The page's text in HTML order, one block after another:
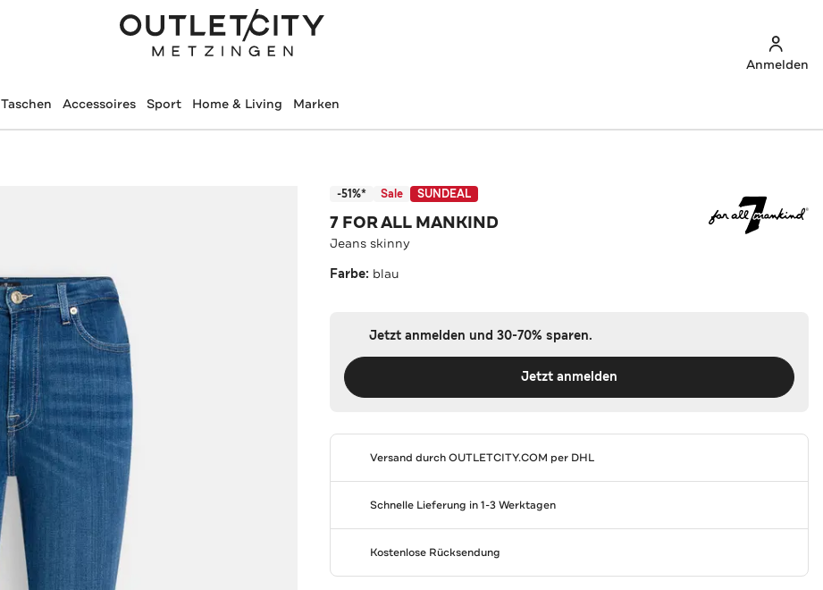
Anmelden
Taschen Accessoires Sport Home & Living Marken
-51%* Sale SUNDEAL
7 FOR ALL MANKIND
Jeans skinny
Farbe: blau
Jetzt anmelden und 30-70% sparen.
Jetzt anmelden
Versand durchOUTLETCITY.COM per DHL
Schnelle Lieferung in 1-3 Werktagen
Kostenlose Rücksendung